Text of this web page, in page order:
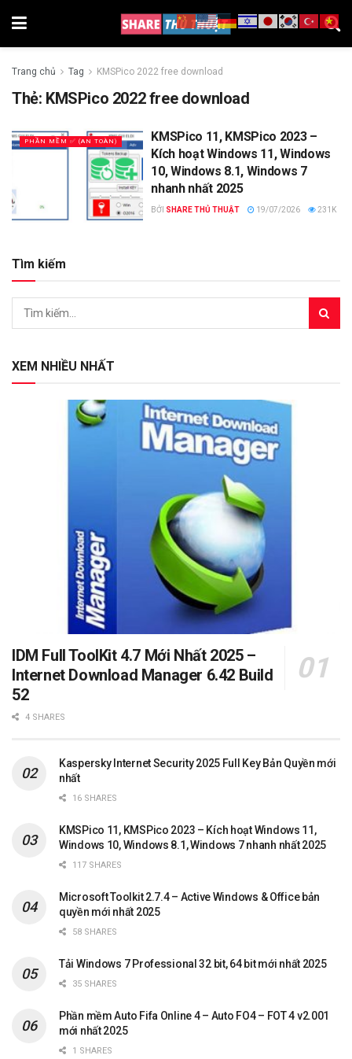
Trang chủ Tag KMSPico 2022 free download
Thẻ: KMSPico 2022 free download
PHẦN MỀM ✅ (AN TOÀN)
KMSPico 11, KMSPico 2023 –
Kích hoạt Windows 11, Windows
10, Windows 8.1, Windows 7
nhanh nhất 2025
BỞI SHARE THỦ THUẬT 19/07/2026 231K
Tìm kiếm
XEM NHIỀU NHẤT
IDM Full ToolKit 4.7 Mới Nhất 2025 –
Internet Download Manager 6.42 Build
52
4 SHARES
Kaspersky Internet Security 2025 Full Key Bản Quyền mới
nhất
16 SHARES
KMSPico 11, KMSPico 2023 – Kích hoạt Windows 11,
Windows 10, Windows 8.1, Windows 7 nhanh nhất 2025
117 SHARES
Microsoft Toolkit 2.7.4 – Active Windows & Office bản
quyền mới nhất 2025
58 SHARES
Tải Windows 7 Professional 32 bit, 64 bit mới nhất 2025
35 SHARES
Phần mềm Auto Fifa Online 4 – Auto FO4 – FOT 4 v2.001
mới nhất 2025
1 SHARES